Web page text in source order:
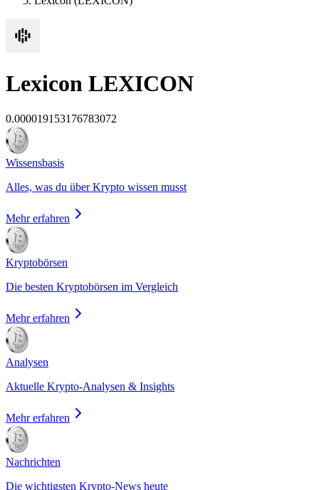
Lexicon LEXICON
0.000019153176783072
Wissensbasis
Alles, was du über Krypto wissen musst
Mehr erfahren
Kryptobörsen
Die besten Kryptobörsen im Vergleich
Mehr erfahren
Analysen
Aktuelle Krypto-Analysen & Insights
Mehr erfahren
Nachrichten
Die wichtigsten Krypto-News heute